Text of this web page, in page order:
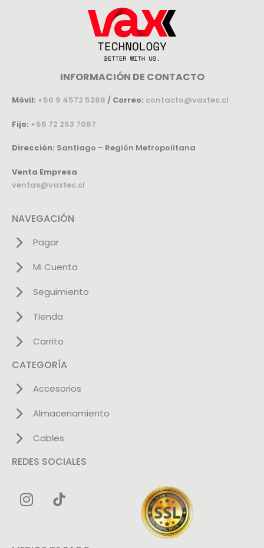
INFORMACIÓN DE CONTACTO
Móvil: +56 9 4572 5288 / Correo: contacto@vaxtec.cl
Fijo: +56 72 253 7087
Dirección: Santiago – Región Metropolitana
Venta Empresa
ventas@vaxtec.cl
NAVEGACIÓN
Pagar
Mi Cuenta
Seguimiento
Tienda
Carrito
CATEGORÍA
Accesorios
Almacenamiento
Cables
REDES SOCIALES